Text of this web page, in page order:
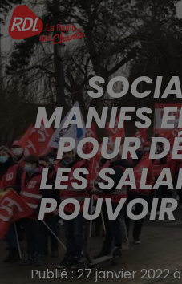
MANIFS
POUR
LES
Publié : 27 janvier 2022